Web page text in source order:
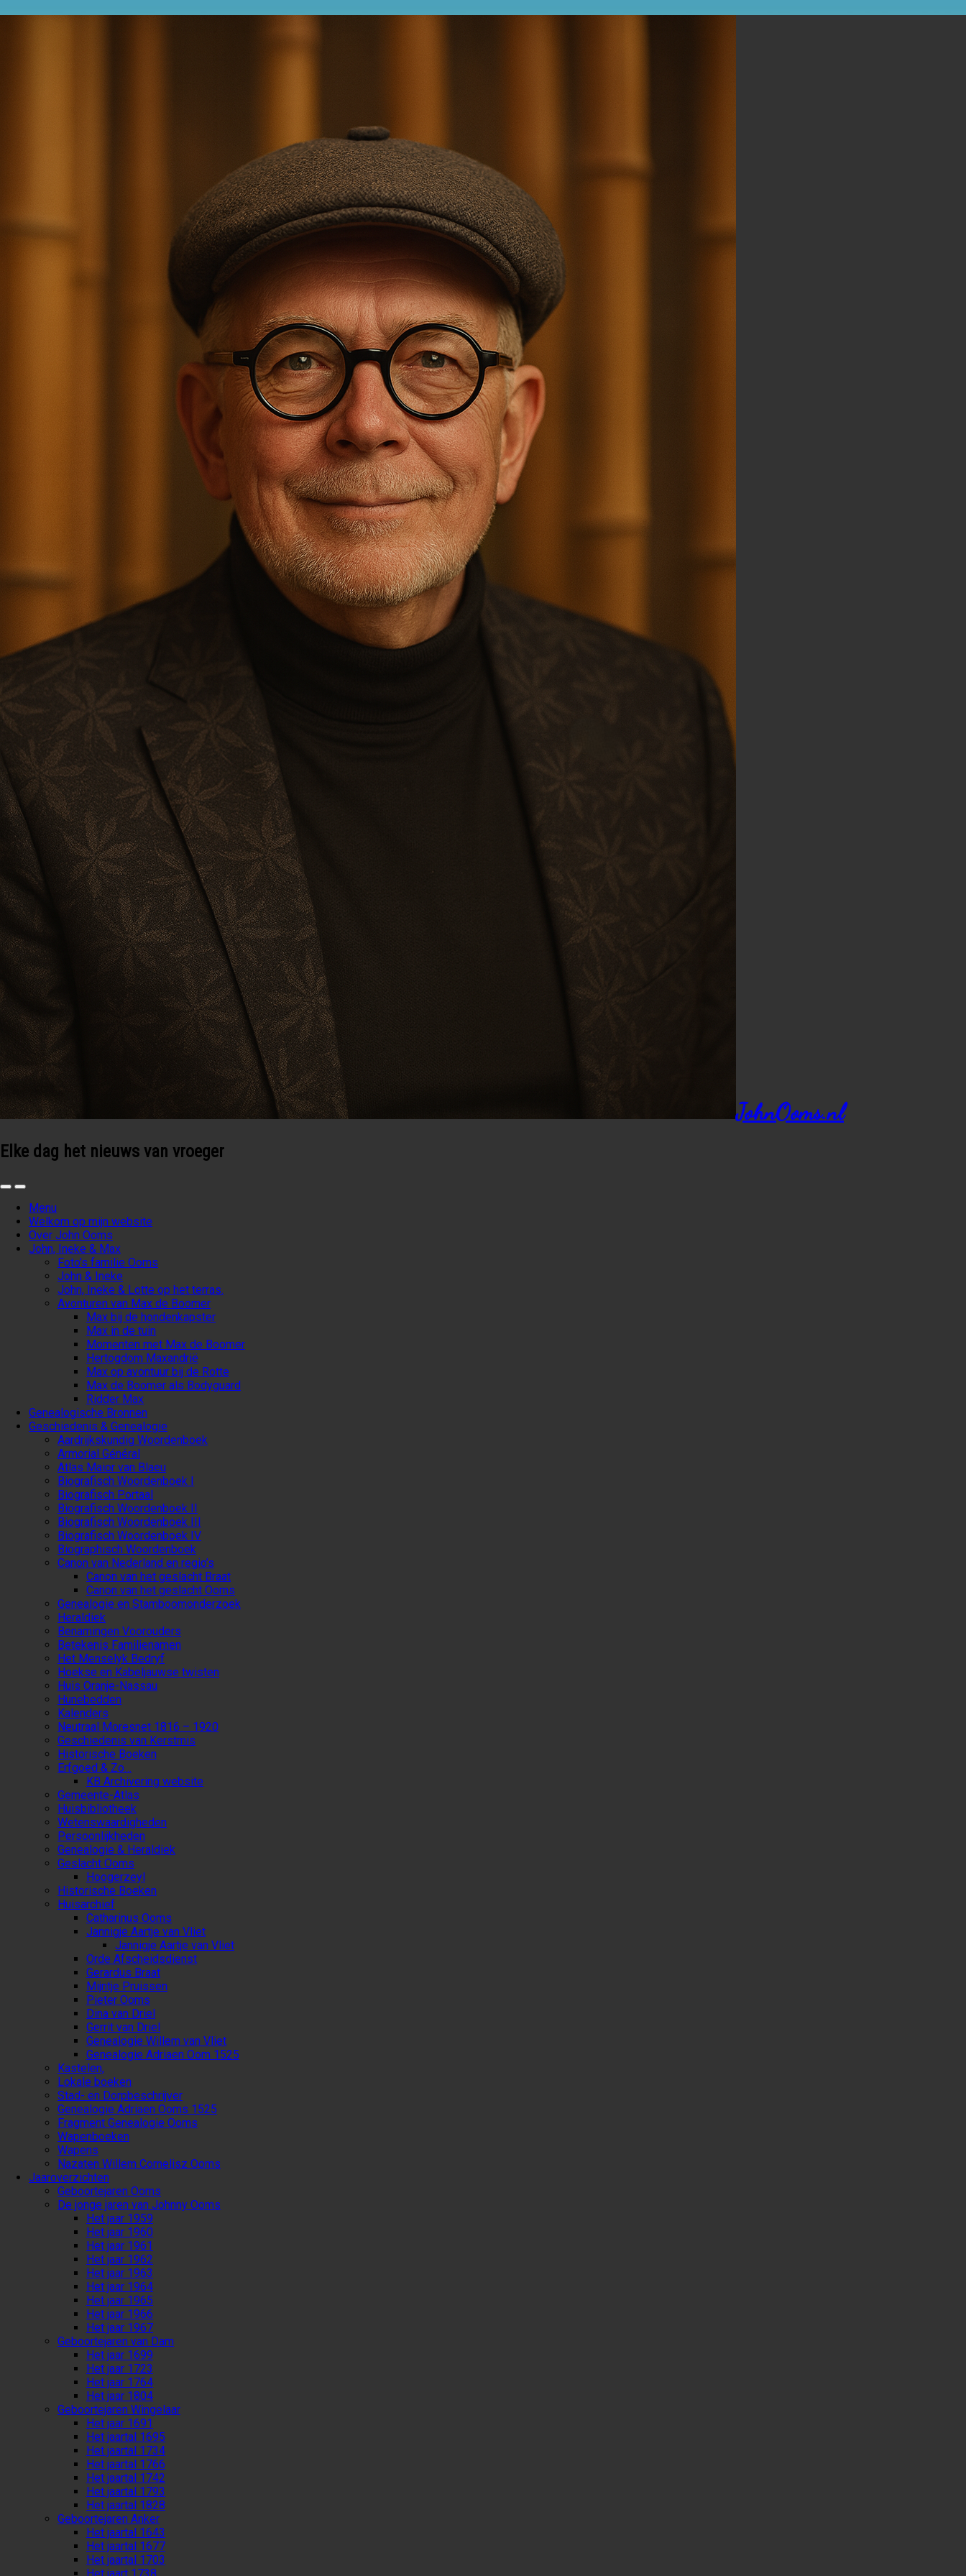
JohnOoms.nl
Elke dag het nieuws van vroeger
Menu
Welkom op mijn website
Over John Ooms
John, Ineke & Max
Foto’s familie Ooms
John & Ineke
John, Ineke & Lotte op het terras.
Avonturen van Max de Boomer
Max bij de hondenkapster
Max in de tuin
Momenten met Max de Boomer
Hertogdom Maxandrië
Max op avontuur bij de Rotte
Max de Boomer als Bodyguard
Ridder Max
Genealogische Bronnen
Geschiedenis & Genealogie
Aardrijkskundig Woordenboek
Armorial Général
Atlas Maior van Blaeu
Biografisch Woordenboek I
Biografisch Portaal
Biografisch Woordenboek II
Biografisch Woordenboek III
Biografisch Woordenboek IV
Biographisch Woordenboek
Canon van Nederland en regio’s
Canon van het geslacht Braat
Canon van het geslacht Ooms
Genealogie en Stamboomonderzoek
Heraldiek
Benamingen Voorouders
Betekenis Familienamen
Het Menselyk Bedryf
Hoekse en Kabeljauwse twisten
Huis Oranje-Nassau
Hunebedden
Kalenders
Neutraal Moresnet 1816 – 1920
Geschiedenis van Kerstmis
Historische Boeken
Erfgoed & Zo…
KB Archivering website
Gemeente-Atlas
Huisbibliotheek
Wetenswaardigheden
Persoonlijkheden
Genealogie & Heraldiek
Geslacht Ooms
Hoogerzeyl
Historische Boeken
Huisarchief
Catharinus Ooms
Jannigje Aartje van Vliet
Jannigje Aartje van Vliet
Orde Afscheidsdienst
Gerardus Braat
Mijntje Pruissen
Pieter Ooms
Dina van Driel
Gerrit van Driel
Genealogie Willem van Vliet
Genealogie Adriaen Oom 1525
Kastelen,
Lokale boeken
Stad- en Dorpbeschrijver
Genealogie Adriaen Ooms 1525
Fragment Genealogie Ooms
Wapenboeken
Wapens
Nazaten Willem Cornelisz Ooms
Jaaroverzichten
Geboortejaren Ooms
De jonge jaren van Johnny Ooms
Het jaar 1959
Het jaar 1960
Het jaar 1961
Het jaar 1962
Het jaar 1963
Het jaar 1964
Het jaar 1965
Het jaar 1966
Het jaar 1967
Geboortejaren van Dam
Het jaar 1699
Het jaar 1723
Het jaar 1764
Het jaar 1804
Geboortejaren Wingelaar
Het jaar 1691
Het jaartal 1695
Het jaartal 1734
Het jaartal 1766
Het jaartal 1742
Het jaartal 1793
Het jaartal 1828
Geboortejaren Anker
Het jaartal 1643
Het jaartal 1677
Het jaartal 1703